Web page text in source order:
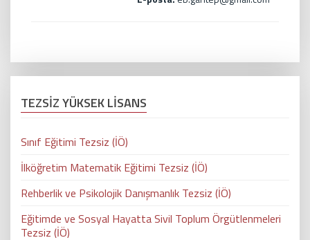
TEZSİZ YÜKSEK LİSANS
Sınıf Eğitimi Tezsiz (İÖ)
İlköğretim Matematik Eğitimi Tezsiz (İÖ)
Rehberlik ve Psikolojik Danışmanlık Tezsiz (İÖ)
Eğitimde ve Sosyal Hayatta Sivil Toplum Örgütlenmeleri
Tezsiz (İÖ)